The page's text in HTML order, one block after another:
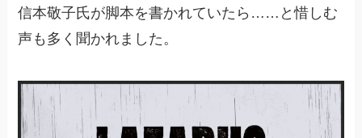
信本敬子氏が脚本を書かれていたら……と惜しむ
声も多く聞かれました。